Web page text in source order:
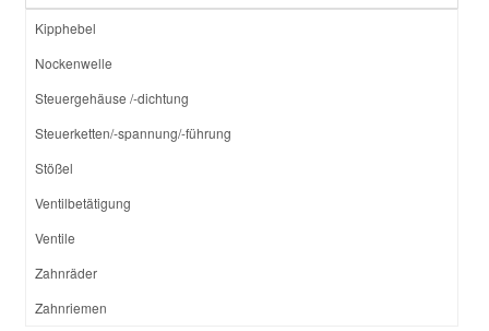
Kipphebel
Nockenwelle
Steuergehäuse /-dichtung
Steuerketten/-spannung/-führung
Stößel
Ventilbetätigung
Ventile
Zahnräder
Zahnriemen